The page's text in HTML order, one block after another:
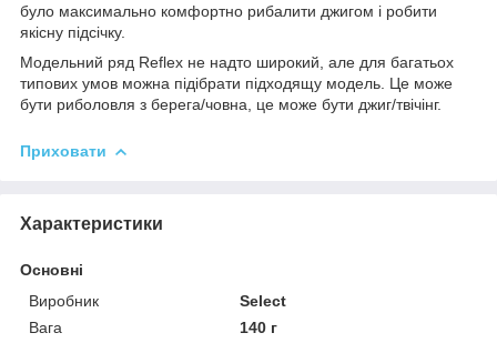
було максимально комфортно рибалити джигом і робити
якісну підсічку.
Модельний ряд Reflex не надто широкий, але для багатьох
типових умов можна підібрати підходящу модель. Це може
бути риболовля з берега/човна, це може бути джиг/твічінг.
Приховати
Характеристики
Основні
Виробник
Select
Вага
140 г